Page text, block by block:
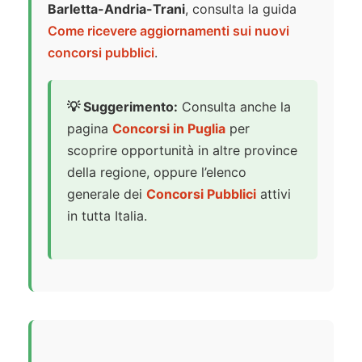
Barletta-Andria-Trani, consulta la guida
Come ricevere aggiornamenti sui nuovi
concorsi pubblici.
💡 Suggerimento: Consulta anche la
pagina Concorsi in Puglia per
scoprire opportunità in altre province
della regione, oppure l’elenco
generale dei Concorsi Pubblici attivi
in tutta Italia.